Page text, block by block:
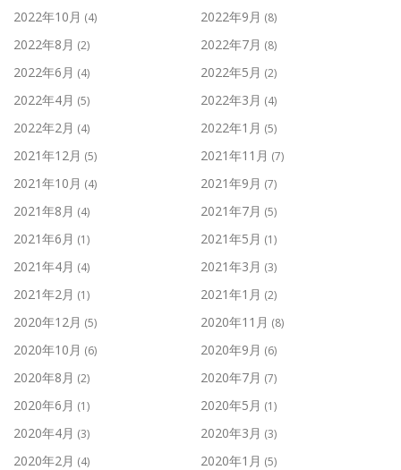
2022年10月 (4) 2022年9月 (8)
2022年8月 (2) 2022年7月 (8)
2022年6月 (4) 2022年5月 (2)
2022年4月 (5) 2022年3月 (4)
2022年2月 (4) 2022年1月 (5)
2021年12月 (5) 2021年11月 (7)
2021年10月 (4) 2021年9月 (7)
2021年8月 (4) 2021年7月 (5)
2021年6月 (1) 2021年5月 (1)
2021年4月 (4) 2021年3月 (3)
2021年2月 (1) 2021年1月 (2)
2020年12月 (5) 2020年11月 (8)
2020年10月 (6) 2020年9月 (6)
2020年8月 (2) 2020年7月 (7)
2020年6月 (1) 2020年5月 (1)
2020年4月 (3) 2020年3月 (3)
2020年2月 (4) 2020年1月 (5)